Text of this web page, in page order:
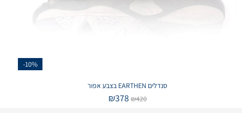
-10%
סנדלים EARTHEN בצבע אפור
₪420
₪378